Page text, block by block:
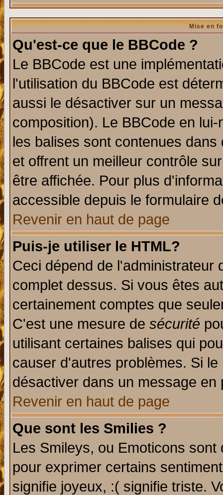
Mise en
Qu'est-ce que le BBCode ?
Le BBCode est une
l'utilisation du BBCode est
aussi le désactiver sur un
composition). Le BBCode en
les balises sont contenues
et offrent un meilleur contrôle
être affichée. Pour plus
accessible depuis le formulaire
Revenir en haut de page
Puis-je utiliser le HTML?
Ceci dépend de l'administrateur
complet dessus. Si vous êtes
certainement comptes que
C'est une mesure de sécurité
utilisant certaines balises qui
causer d'autres problèmes. Si
désactiver dans un message
Revenir en haut de page
Que sont les Smilies ?
Les Smileys, ou Emoticons
pour exprimer certains
signifie joyeux, :( signifie triste.